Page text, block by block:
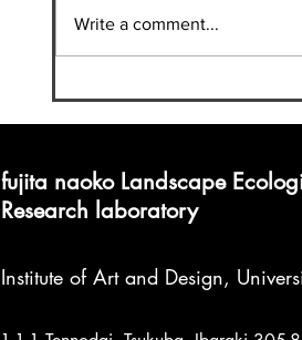
ミャンマー調査
Write a comment...
fujita naoko Landscape
Research laboratory
Institute of Art and Design,